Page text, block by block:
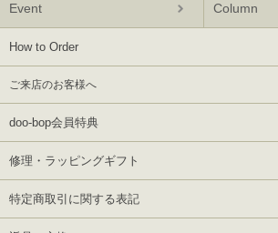
Event Column
How to Order
ご来店のお客様へ
doo-bop会員特典
修理・ラッピングギフト
特定商取引に関する表記